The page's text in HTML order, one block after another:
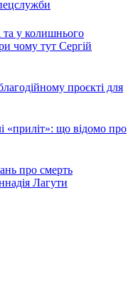
у колишнього
чому тут Сергій
проєкті для
«приліт»: що відомо про
про смерть
Лагути